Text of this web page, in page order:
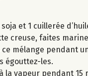
et 1 cuillerée
creuse, faites
mélange pendant
égouttez-les.
la vapeur pendant 15